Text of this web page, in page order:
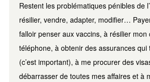
Restent les problématiques pénibles de
résilier, vendre, adapter, modifier…
falloir penser aux vaccins, à résilier mon
téléphone, à obtenir des assurances qui
(c’est important), à me procurer des
débarrasser de toutes mes affaires et à